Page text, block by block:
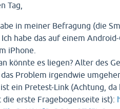
Tag,
in meiner Befragung (die
habe das auf einem
iPhone.
könnte es liegen? Alter des
Problem irgendwie
ein Pretest-Link (Achtung,
die erste Fragebogenseite ist):